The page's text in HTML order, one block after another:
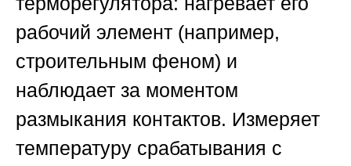
рабочий элемент (например,
строительным феном) и
наблюдает за моментом
размыкания контактов. Измеряет
температуру срабатывания с